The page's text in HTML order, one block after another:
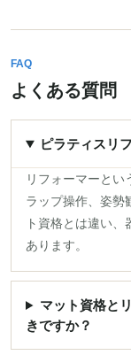
FAQ
よくある質問
ピラティスリ
リフォーマーとい
ラップ操作、姿勢
ト資格とは違い
あります。
マット資格と
きですか？